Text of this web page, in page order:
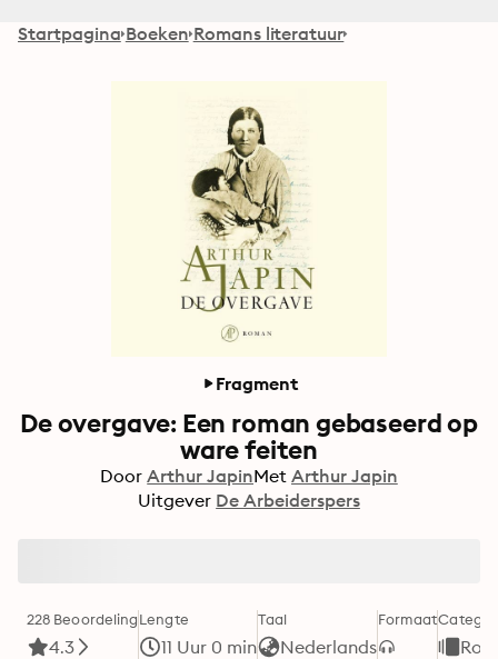
Startpagina Boeken Romans literatuur
Fragment
De overgave: Een roman gebaseerd op
ware feiten
Door Arthur JapinMet Arthur Japin
Uitgever De Arbeiderspers
228 Beoordeling
4.3
Lengte
11 Uur 0 min
Taal
Nederlands
Formaat